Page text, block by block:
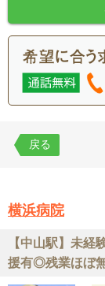
戻る
横浜病院
【中山駅】未経
援有◎残業ほぼ